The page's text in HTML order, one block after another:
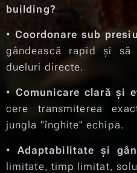
building?
• Coordonare sub
gândească rapid și
dueluri directe.
• Comunicare clară și
cere transmiterea
jungla "înghite" echipa.
• Adaptabilitate și
limitate, timp limitat,